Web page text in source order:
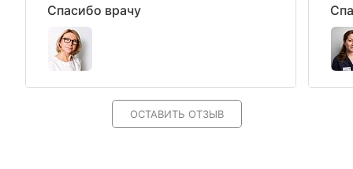
Спасибо врачу
ОСТАВИТЬ ОТЗЫВ